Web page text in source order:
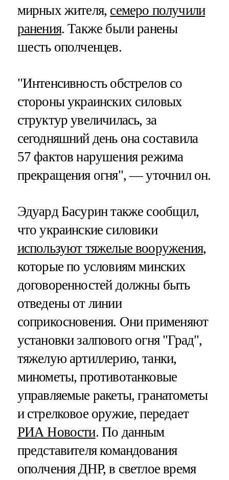
мирных жителя, семеро получили
ранения. Также были ранены
шесть ополченцев.
"Интенсивность обстрелов со
стороны украинских силовых
структур увеличилась, за
сегодняшний день она составила
57 фактов нарушения режима
прекращения огня", — уточнил он.
Эдуард Басурин также сообщил,
что украинские силовики
используют тяжелые вооружения,
которые по условиям минских
договоренностей должны быть
отведены от линии
соприкосновения. Они применяют
установки залпового огня "Град",
тяжелую артиллерию, танки,
минометы, противотанковые
управляемые ракеты, гранатометы
и стрелковое оружие, передает
РИА Новости. По данным
представителя командования
ополчения ДНР, в светлое время